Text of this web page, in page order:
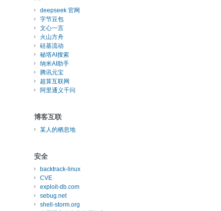
deepseek 官网
字节豆包
文心一言
火山方舟
硅基流动
秘塔AI搜索
纳米AI助手
腾讯元宝
超算互联网
阿里通义千问
博客互联
某人的栖息地
安全
backtrack-linux
CVE
exploit-db.com
sebug.net
shell-storm.org